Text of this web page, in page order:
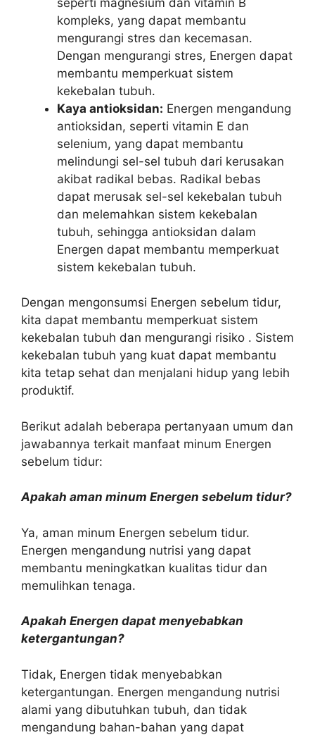
kompleks, yang dapat membantu
mengurangi stres dan kecemasan.
Dengan mengurangi stres, Energen dapat
membantu memperkuat sistem
kekebalan tubuh.
Kaya antioksidan: Energen mengandung
antioksidan, seperti vitamin E dan
selenium, yang dapat membantu
melindungi sel-sel tubuh dari kerusakan
akibat radikal bebas. Radikal bebas
dapat merusak sel-sel kekebalan tubuh
dan melemahkan sistem kekebalan
tubuh, sehingga antioksidan dalam
Energen dapat membantu memperkuat
sistem kekebalan tubuh.
Dengan mengonsumsi Energen sebelum tidur,
kita dapat membantu memperkuat sistem
kekebalan tubuh dan mengurangi risiko . Sistem
kekebalan tubuh yang kuat dapat membantu
kita tetap sehat dan menjalani hidup yang lebih
produktif.
Berikut adalah beberapa pertanyaan umum dan
jawabannya terkait manfaat minum Energen
sebelum tidur:
Apakah aman minum Energen sebelum tidur?
Ya, aman minum Energen sebelum tidur.
Energen mengandung nutrisi yang dapat
membantu meningkatkan kualitas tidur dan
memulihkan tenaga.
Apakah Energen dapat menyebabkan
ketergantungan?
Tidak, Energen tidak menyebabkan
ketergantungan. Energen mengandung nutrisi
alami yang dibutuhkan tubuh, dan tidak
mengandung bahan-bahan yang dapat